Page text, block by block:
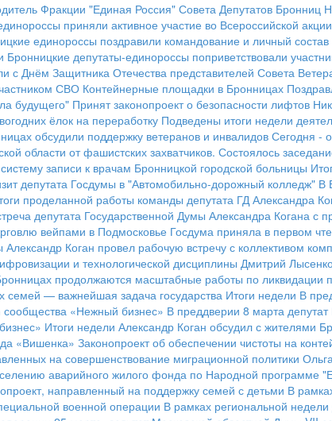
Фракции "Единая Россия" Совета Депутатов Бронниц
приняли активное участие во Всероссийской
единороссы поздравили командование и личный
Бронницкие депутаты-единороссы поприветствовали
с Днём Защитника Отечества представителей Совета
СВО Контейнерные площадки в Бронницах
будущего" Принят законопроект о безопасности лифтов
ёлок на переработку Подведены итоги недели
обсудили поддержку ветеранов и инвалидов Сегодня -
области от фашистских захватчиков. Состоялось
записи к врачам Бронницкой городской больницы
депутата Госдумы в "Автомобильно-дорожный колледж" В
проделанной работы команды депутата ГД Александра
депутата Государственной Думы Александра Когана с
вейпами в Подмосковье Госдума приняла в первом
Александр Коган провел рабочую встречу с коллективом
и технологической дисциплины Дмитрий
продолжаются масштабные работы по ликвидации
семей — важнейшая задача государства Итоги недели В
сообщества «Нежный бизнес» В преддверии 8 марта
Итоги недели Александр Коган обсудил с жителями
«Вишенка» Законопроект об обеспечении чистоты на
на совершенствование миграционной политики
аварийного жилого фонда по Народной программе
направленный на поддержку семей с детьми В
военной операции В рамках региональной